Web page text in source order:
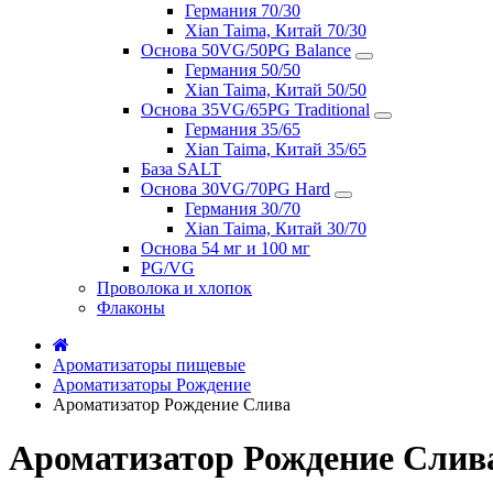
Германия 70/30
Xian Taima, Китай 70/30
Основа 50VG/50PG Balance
Германия 50/50
Xian Taima, Китай 50/50
Основа 35VG/65PG Traditional
Германия 35/65
Xian Taima, Китай 35/65
База SALT
Основа 30VG/70PG Hard
Германия 30/70
Xian Taima, Китай 30/70
Основа 54 мг и 100 мг
PG/VG
Проволока и хлопок
Флаконы
Ароматизаторы пищевые
Ароматизаторы Рождение
Ароматизатор Рождение Слива
Ароматизатор Рождение